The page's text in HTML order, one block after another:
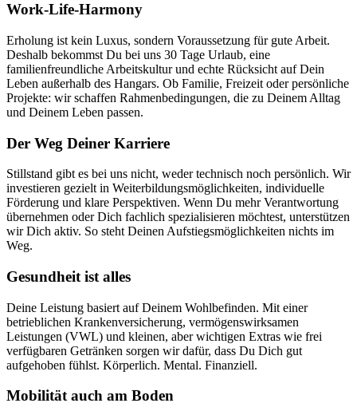
Work-Life-Harmony
Erholung ist kein Luxus, sondern Voraussetzung für gute Arbeit.
Deshalb bekommst Du bei uns 30 Tage Urlaub, eine
familienfreundliche Arbeitskultur und echte Rücksicht auf Dein
Leben außerhalb des Hangars. Ob Familie, Freizeit oder persönliche
Projekte: wir schaffen Rahmenbedingungen, die zu Deinem Alltag
und Deinem Leben passen.
Der Weg Deiner Karriere
Stillstand gibt es bei uns nicht, weder technisch noch persönlich. Wir
investieren gezielt in Weiterbildungsmöglichkeiten, individuelle
Förderung und klare Perspektiven. Wenn Du mehr Verantwortung
übernehmen oder Dich fachlich spezialisieren möchtest, unterstützen
wir Dich aktiv. So steht Deinen Aufstiegsmöglichkeiten nichts im
Weg.
Gesundheit ist alles
Deine Leistung basiert auf Deinem Wohlbefinden. Mit einer
betrieblichen Krankenversicherung, vermögenswirksamen
Leistungen (VWL) und kleinen, aber wichtigen Extras wie frei
verfügbaren Getränken sorgen wir dafür, dass Du Dich gut
aufgehoben fühlst. Körperlich. Mental. Finanziell.
Mobilität auch am Boden